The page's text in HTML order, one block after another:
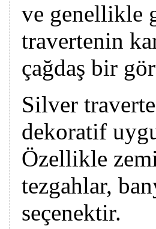
ve genellikle
travertenin
çağdaş bir
Silver
dekoratif
Özellikle
tezgahlar,
seçenektir.